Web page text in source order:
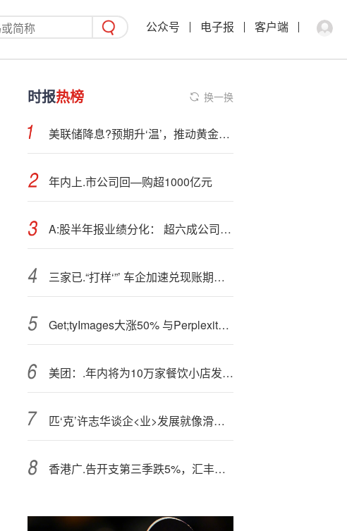
公众号 电子报 客户端
时报热榜 换一换
美联储降息?预期升‘温’，推动黄金继续走高
年内上.市公司回—购超1000亿元
A:股半年报业绩分化： 超六成公司净利增长 头部企业表现亮眼
三家已.“打样‘”’ 车企加速兑现账期承诺
Get;tyImages大涨50% 与Perplexity达成AI搜索图片合作协议
美团：.年内将为10万家餐饮小店发放最高5万元助力金
匹‘克’许志华谈企<业>发展就像滑翔伞：借最艰难的逆风攀登，换前所未有的腾飞高度
香港广.告开支第三季跌5%，汇丰广告支出削13%